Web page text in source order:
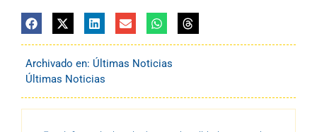
Archivado en: Últimas Noticias
Últimas Noticias